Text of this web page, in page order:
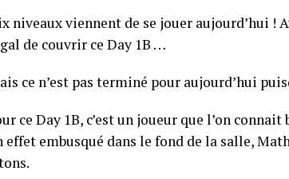
niveaux viennent de se jouer aujourd’hui !
de couvrir ce Day 1B …
ce n’est pas terminé pour aujourd’hui
ce Day 1B, c’est un joueur que l’on
effet embusqué dans le fond de la salle,